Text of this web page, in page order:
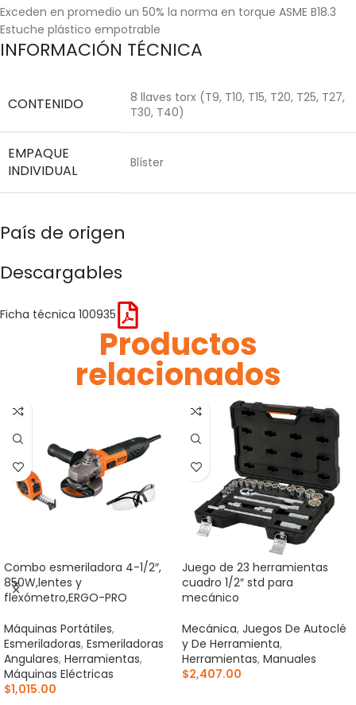
Exceden en promedio un 50% la norma en torque ASME B18.3
Estuche plástico empotrable
INFORMACIÓN TÉCNICA
CONTENIDO
8 llaves torx (T9, T10, T15, T20, T25, T27,
T30, T40)
EMPAQUE
INDIVIDUAL
Blíster
País de origen
Descargables
Ficha técnica 100935
Productos
relacionados
Combo esmeriladora 4-1/2″,
850W,lentes y
flexómetro,ERGO-PRO
Máquinas Portátiles,
Esmeriladoras, Esmeriladoras
Angulares, Herramientas,
Máquinas Eléctricas
$1,015.00
Juego de 23 herramientas
cuadro 1/2″ std para
mecánico
Mecánica, Juegos De Autoclé
y De Herramienta,
Herramientas, Manuales
$2,407.00